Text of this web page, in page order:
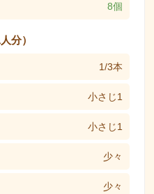
8個
分）
1/3本
小さじ1
小さじ1
少々
少々